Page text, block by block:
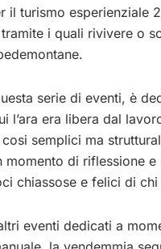
il turismo esperienziale
i quali rivivere o
serie di eventi, è
l’ara era libera dal
semplici ma
momento di riflessione
chiassose e felici di
eventi dedicati a